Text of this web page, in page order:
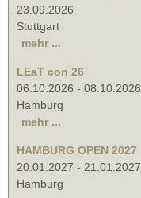
23.09.2026
Stuttgart
mehr ...
LEaT con 26
06.10.2026 - 08.10.2026
Hamburg
mehr ...
HAMBURG OPEN 2027
20.01.2027 - 21.01.2027
Hamburg